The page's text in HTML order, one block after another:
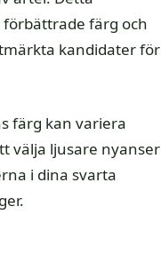
färg och
kandidater för
färg kan variera
välja ljusare nyanser
i dina svarta